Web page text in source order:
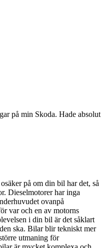
på min Skoda. Hade absolut
på om din bil har det, så
Dieselmotorer har inga
ovanpå
var och en av motorns
i din bil är det såklart
ska. Bilar blir tekniskt mer
utmaning för